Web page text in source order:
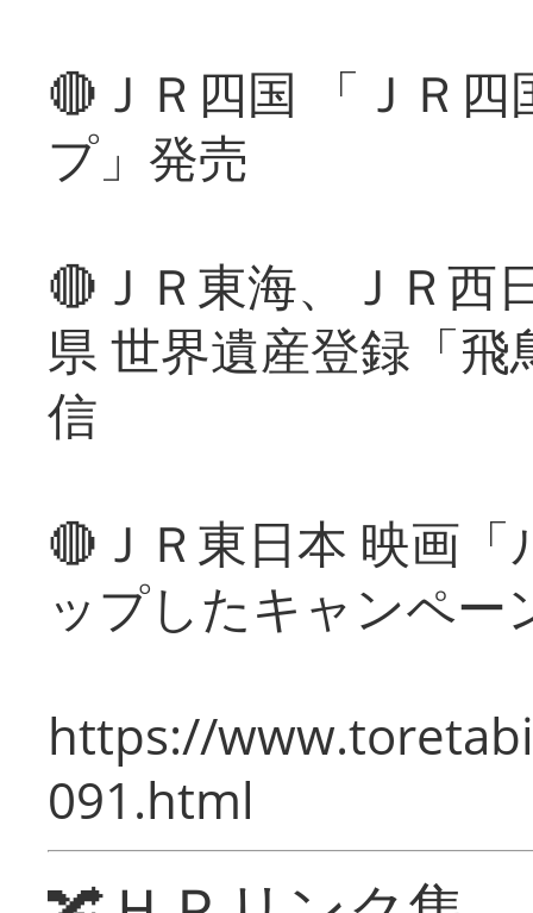
🔴ＪＲ四国 「ＪＲ
プ」発売
🔴ＪＲ東海、ＪＲ西
県 世界遺産登録「
信
🔴ＪＲ東日本 映画
ップしたキャンペー
https://
091.html